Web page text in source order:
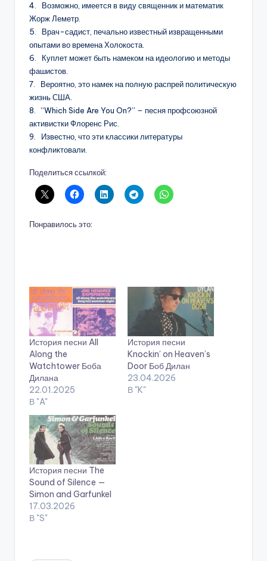
4. Возможно, имеется в виду священник и математик
Жорж Леметр.
5. Врач-садист, печально известный извращенными
опытами во времена Холокоста.
6. Куплет может быть намеком на идеологию и методы
фашистов.
7. Вероятно, это намек на полную распрей политическую
жизнь США.
8. “Which Side Are You On?” – песня профсоюзной
активистки Флоренс Рис.
9. Известно, что эти классики литературы
конфликтовали.
Поделиться ссылкой:
Понравилось это:
История песни All
Along the
Watchtower Боба
Дилана
22.01.2025
В "A"
История песни
Knockin’ on Heaven’s
Door Боб Дилан
23.04.2026
В "K"
История песни The
Sound of Silence —
Simon and Garfunkel
17.03.2026
В "S"